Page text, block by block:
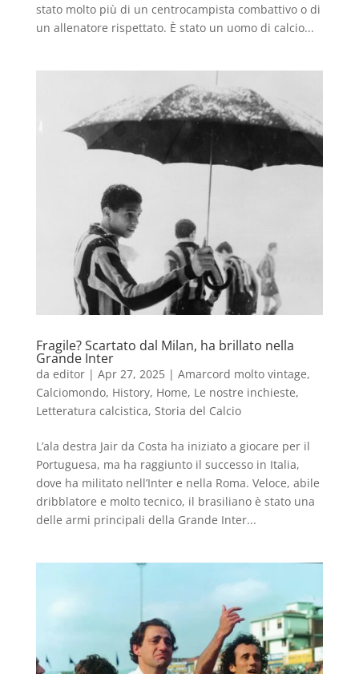
stato molto più di un centrocampista combattivo o di
un allenatore rispettato. È stato un uomo di calcio...
Fragile? Scartato dal Milan, ha brillato nella
Grande Inter
da editor| Apr 27, 2025| Amarcord molto vintage,
Calciomondo, History, Home, Le nostre inchieste,
Letteratura calcistica, Storia del Calcio
L’ala destra Jair da Costa ha iniziato a giocare per il
Portuguesa, ma ha raggiunto il successo in Italia,
dove ha militato nell’Inter e nella Roma. Veloce, abile
dribblatore e molto tecnico, il brasiliano è stato una
delle armi principali della Grande Inter...